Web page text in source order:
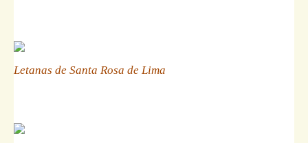
Letanas de Santa Rosa de Lima